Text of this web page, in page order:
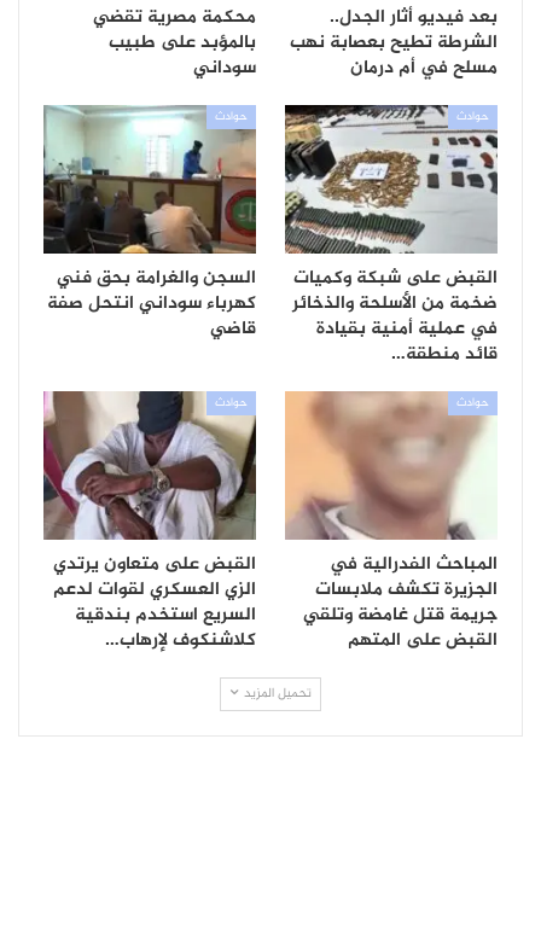
بعد فيديو أثار الجدل..
الشرطة تطيح بعصابة نهب
مسلح في أم درمان
محكمة مصرية تقضي
بالمؤبد على طبيب
سوداني
حوادث
القبض على شبكة وكميات
ضخمة من الأسلحة والذخائر
في عملية أمنية بقيادة
قائد منطقة…
حوادث
السجن والغرامة بحق فني
كهرباء سوداني انتحل صفة
قاضي
حوادث
المباحث الفدرالية في
الجزيرة تكشف ملابسات
جريمة قتل غامضة وتلقي
القبض على المتهم
حوادث
القبض على متعاون يرتدي
الزي العسكري لقوات لدعم
السريع استخدم بندقية
كلاشنكوف لإرهاب…
تحميل المزيد